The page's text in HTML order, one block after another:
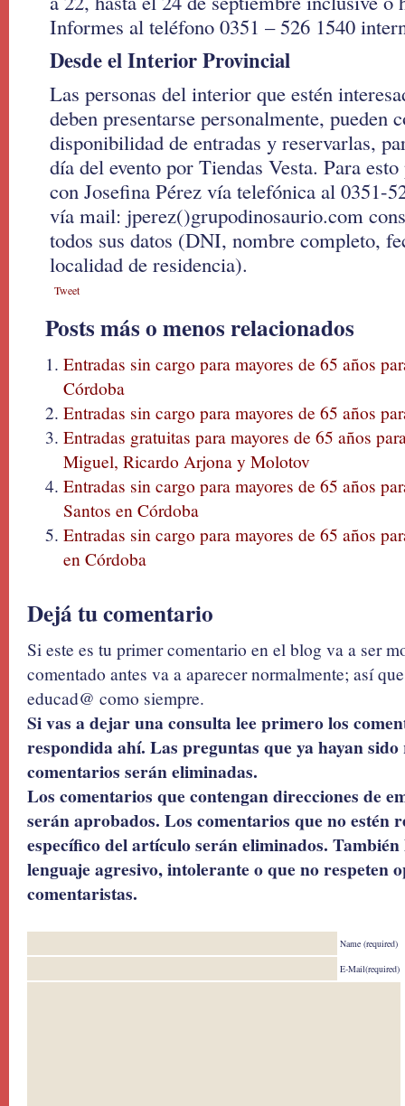
Informes al teléfono 0351 – 526 1540
Desde el Interior Provincial
Las personas del interior que estén
deben presentarse personalmente, pueden
disponibilidad de entradas y reservarlas,
día del evento por Tiendas Vesta. Para
con Josefina Pérez vía telefónica al 0351-
vía mail: jperez()grupodinosaurio.com
todos sus datos (DNI, nombre completo,
localidad de residencia).
Tweet
Posts más o menos relacionados
Entradas sin cargo para mayores de 65 años
Córdoba
Entradas sin cargo para mayores de 65 años
Entradas gratuitas para mayores de 65 años
Miguel, Ricardo Arjona y Molotov
Entradas sin cargo para mayores de 65 años
Santos en Córdoba
Entradas sin cargo para mayores de 65 años
en Córdoba
Dejá tu comentario
Si este es tu primer comentario en el blog va a ser
comentado antes va a aparecer normalmente; así
educad@ como siempre.
Si vas a dejar una consulta lee primero los
respondida ahí. Las preguntas que ya hayan
comentarios serán eliminadas.
Los comentarios que contengan direcciones de
serán aprobados. Los comentarios que no estén
específico del artículo serán eliminados.
lenguaje agresivo, intolerante o que no respeten
comentaristas.
Name (required)
E-Mail(required)